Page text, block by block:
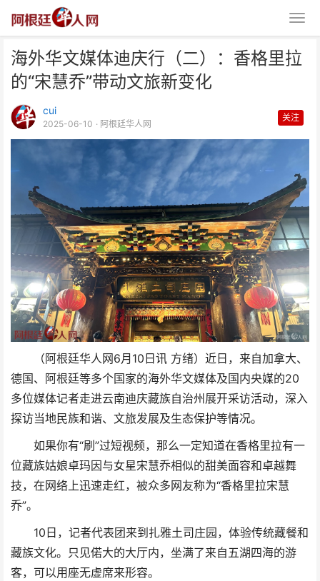
海外华文媒体迪庆行（二）：香格里拉
的“宋慧乔”带动文旅新变化
cui
2025-06-10 · 阿根廷华人网
关注
（阿根廷华人网6月10日讯 方绪）近日，来自加拿大、
德国、阿根廷等多个国家的海外华文媒体及国内央媒的20
多位媒体记者走进云南迪庆藏族自治州展开采访活动，深入
探访当地民族和谐、文旅发展及生态保护等情况。
如果你有“刷”过短视频，那么一定知道在香格里拉有一
位藏族姑娘卓玛因与女星宋慧乔相似的甜美面容和卓越舞
技，在网络上迅速走红，被众多网友称为“香格里拉宋慧
乔”。
10日，记者代表团来到扎雅土司庄园，体验传统藏餐和
藏族文化。只见偌大的大厅内，坐满了来自五湖四海的游
客，可以用座无虚席来形容。
海外华文媒体迪庆行（二）：香格
里拉的“宋慧乔”带动文